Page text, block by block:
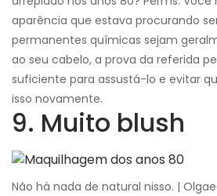
aparência que estava procurando
permanentes químicas sejam
ao seu cabelo, a prova da referida
suficiente para assustá-lo e evitar
isso novamente.
9. Muito blush
Não há nada de natural nisso. |